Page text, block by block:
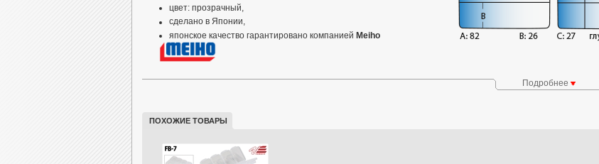
цвет: прозрачный,
сделано в Японии,
японское качество гарантировано компанией Meiho
Информация
полипропилена (Polypropilene
«обычным пластиком» — полиэтиленом, а благодаря специальным добавкам эти преимущества
Подробнее
ПОХОЖИЕ ТОВАРЫ